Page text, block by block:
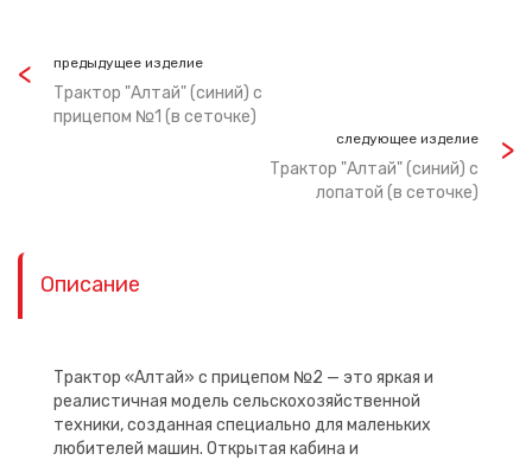
предыдущее изделие
Трактор "Алтай" (синий) с
прицепом №1 (в сеточке)
следующее изделие
Трактор "Алтай" (синий) с
лопатой (в сеточке)
Описание
Трактор «Алтай» с прицепом №2 — это яркая и
реалистичная модель сельскохозяйственной
техники, созданная специально для маленьких
любителей машин. Открытая кабина и